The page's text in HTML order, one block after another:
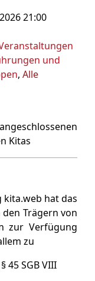
21:00
und
, Alle
Kitas
hat das
Trägern von
zur Verfügung
zu
45 SGB VIII